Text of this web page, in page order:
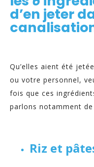
d’en jeter
Qu’elles aient été
ou votre personnel,
fois que ces
parlons notamment de
Riz et